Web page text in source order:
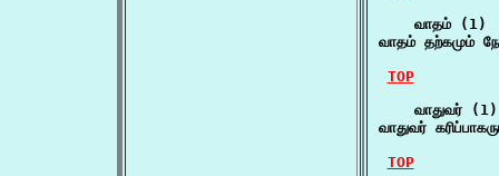
    வாதம் (1)
வாதம் தற்கமும்
TOP
    வாதுவர் (1)
வாதுவர்
TOP